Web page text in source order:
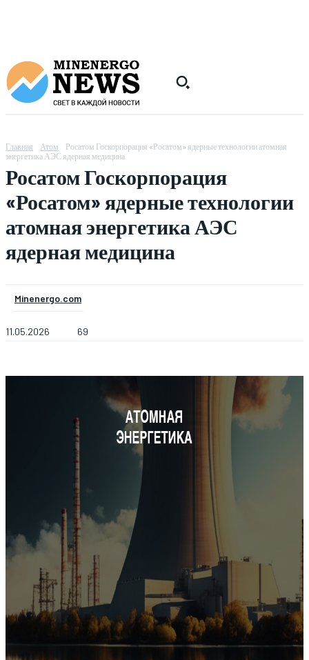
Главная Атом
Росатом Госкорпорация «Росатом» ядерные технологии атомная
энергетика АЭС ядерная медицина
Росатом Госкорпорация
«Росатом» ядерные технологии
атомная энергетика АЭС
ядерная медицина
Minenergo.com
11.05.2026 69